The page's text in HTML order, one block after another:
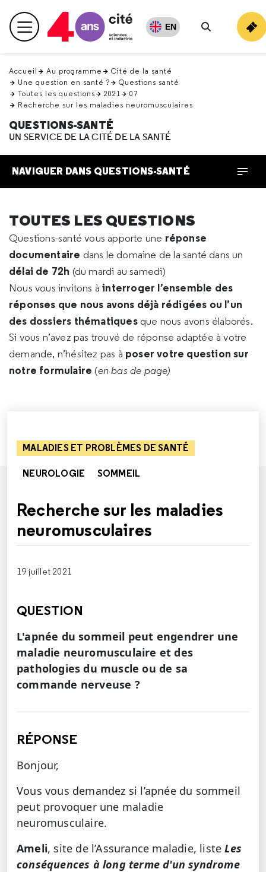
en
haut Menu principal EN
Rechercher
Accueil Au programme
Cité de la santé
Une question en santé ?
Questions santé
Toutes les questions
2021
07
Recherche sur les maladies neuromusculaires
QUESTIONS-SANTÉ
UN SERVICE DE LA CITÉ DE LA SANTÉ
NAVIGUER DANS QUESTIONS-SANTÉ
TOUTES LES QUESTIONS
Questions-santé vous apporte une réponse
documentaire dans le domaine de la santé dans un
délai de 72h (du mardi au samedi)
Nous vous invitons àinterroger l’ensemble des
réponses que nous avons déjà rédigées ou l’un
des dossiers thématiques que nous avons élaborés.
Si vous n’avez pas trouvé de réponse adaptée à votre
demande, n’hésitez pas à poser votre question sur
notre formulaire (en bas de page)
MALADIES ET PROBLÈMES DE SANTÉ
NEUROLOGIE SOMMEIL
Recherche sur les maladies
neuromusculaires
19 juillet 2021
QUESTION
L'apnée du sommeil peut engendrer une
maladie neuromusculaire et des
pathologies du muscle ou de sa
commande nerveuse ?
RÉPONSE
Bonjour,
Vous vous demandez si l’apnée du sommeil
peut provoquer une maladie
neuromusculaire.
Ameli, site de l’Assurance maladie, listeLes
conséquences à long terme d'un syndrome